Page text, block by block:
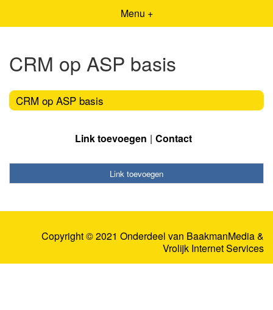
Menu +
CRM op ASP basis
CRM op ASP basis
Link toevoegen Contact
Link toevoegen
Copyright © 2021 Onderdeel van BaakmanMedia&
Vrolijk Internet Services